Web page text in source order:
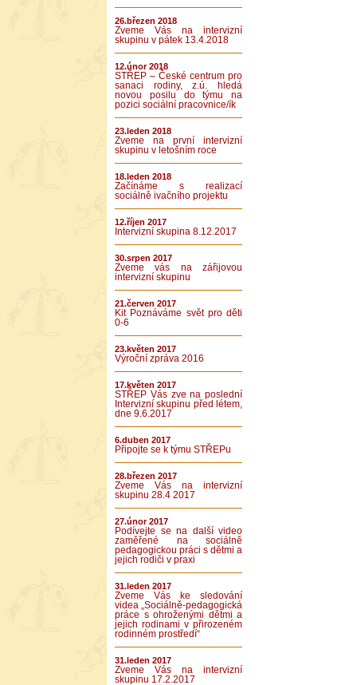
26.březen 2018
Zveme Vás na intervizní
skupinu v pátek 13.4.2018
12.únor 2018
STŘEP – České centrum pro
sanaci rodiny, z.ú. hledá
novou posilu do týmu na
pozici sociální pracovnice/ík
23.leden 2018
Zveme na první intervizní
skupinu v letošním roce
18.leden 2018
Začínáme s realizací
sociálně ivačního projektu
12.říjen 2017
Intervizní skupina 8.12.2017
30.srpen 2017
Zveme vás na zářijovou
intervizní skupinu
21.červen 2017
Kit Poznáváme svět pro děti
0-6
23.květen 2017
Výroční zpráva 2016
17.květen 2017
STŘEP Vás zve na poslední
Intervizní skupinu před létem,
dne 9.6.2017
6.duben 2017
Připojte se k týmu STŘEPu
28.březen 2017
Zveme Vás na intervizní
skupinu 28.4 2017
27.únor 2017
Podívejte se na další video
zaměřené na sociálně
pedagogickou práci s dětmi a
jejich rodiči v praxi
31.leden 2017
Zveme Vás ke sledování
videa „Sociálně-pedagogická
práce s ohroženými dětmi a
jejich rodinami v přirozeném
rodinném prostředí“
31.leden 2017
Zveme Vás na intervizní
skupinu 17.2.2017